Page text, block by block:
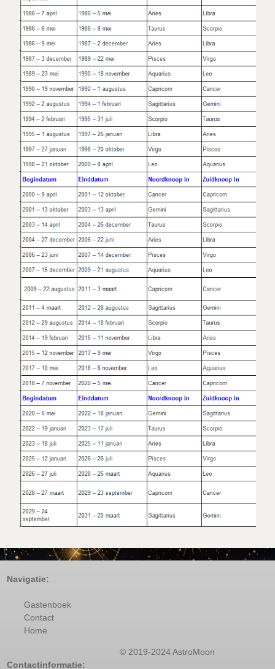
Navigatie:
Gastenboek
Contact
Home
© 2019-2024 AstroMoon
Contactinformatie: